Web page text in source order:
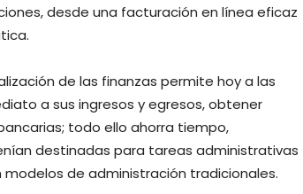
desde una facturación en línea eficaz
de las finanzas permite hoy a las
a sus ingresos y egresos, obtener
todo ello ahorra tiempo,
destinadas para tareas administrativas
de administración tradicionales.